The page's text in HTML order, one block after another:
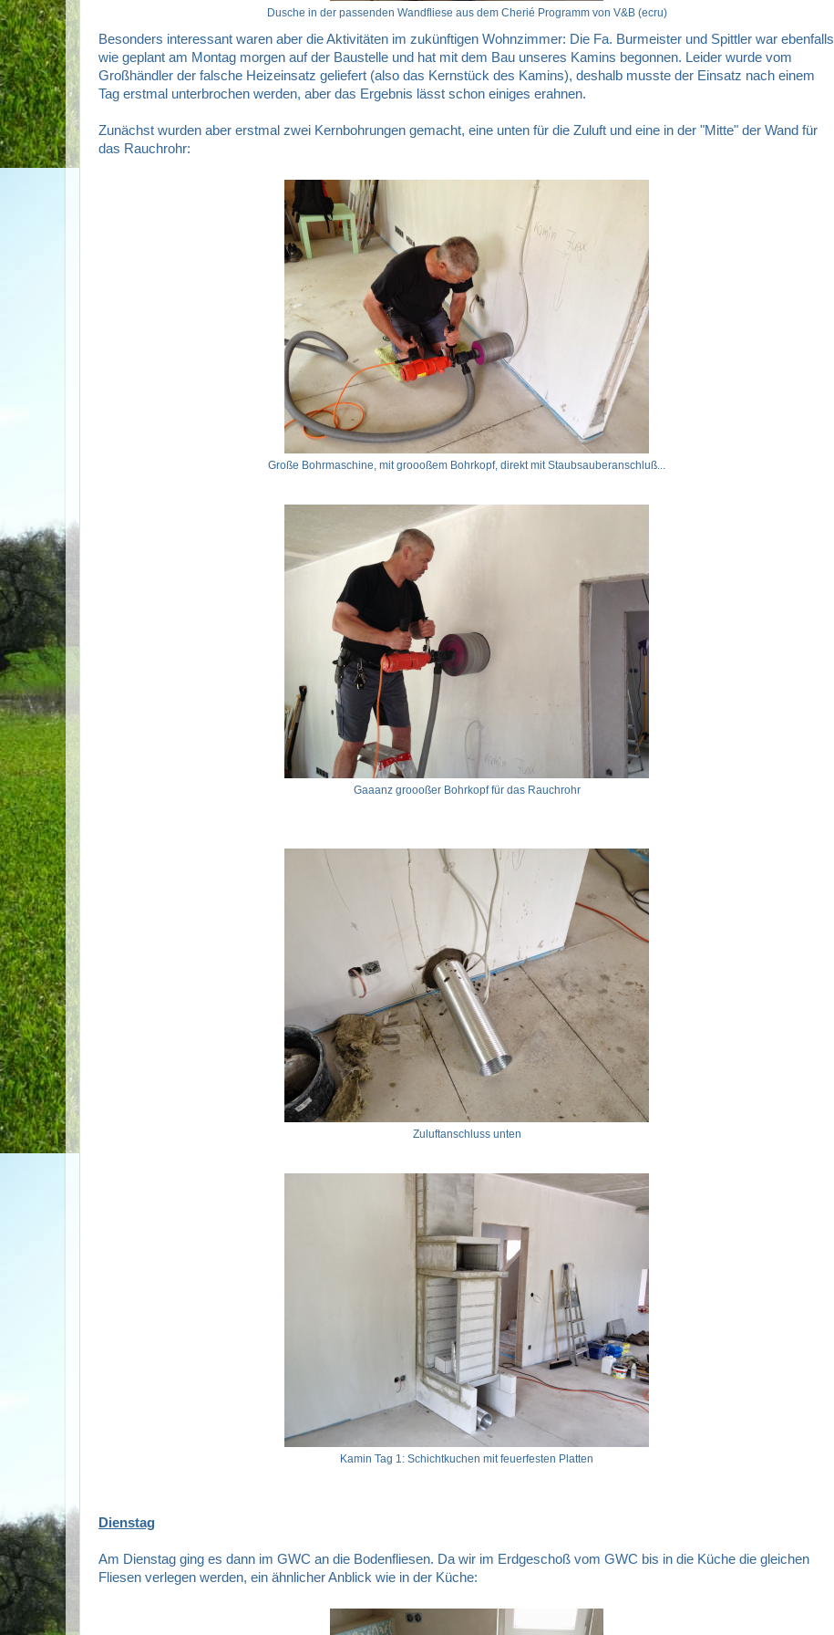
Dusche in der passenden Wandfliese aus dem Cherié Programm von V&B (ecru)
Besonders interessant waren aber die Aktivitäten im zukünftigen Wohnzimmer: Die Fa. Burmeister und Spittler war ebenfalls
wie geplant am Montag morgen auf der Baustelle und hat mit dem Bau unseres Kamins begonnen. Leider wurde vom
Großhändler der falsche Heizeinsatz geliefert (also das Kernstück des Kamins), deshalb musste der Einsatz nach einem
Tag erstmal unterbrochen werden, aber das Ergebnis lässt schon einiges erahnen.
Zunächst wurden aber erstmal zwei Kernbohrungen gemacht, eine unten für die Zuluft und eine in der "Mitte" der Wand für
das Rauchrohr:
Große Bohrmaschine, mit groooßem Bohrkopf, direkt mit Staubsauberanschluß...
Gaaanz groooßer Bohrkopf für das Rauchrohr
Zuluftanschluss unten
Kamin Tag 1: Schichtkuchen mit feuerfesten Platten
Dienstag
Am Dienstag ging es dann im GWC an die Bodenfliesen. Da wir im Erdgeschoß vom GWC bis in die Küche die gleichen
Fliesen verlegen werden, ein ähnlicher Anblick wie in der Küche: